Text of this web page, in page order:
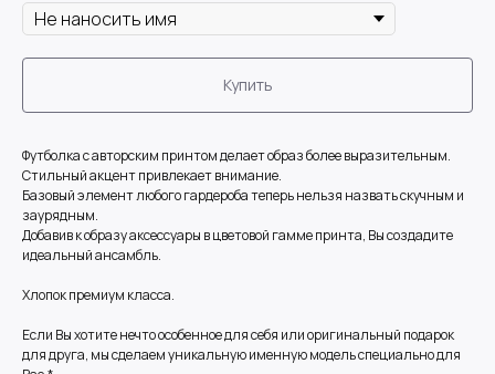
Купить
Футболка с авторским принтом делает образ более выразительным.
Стильный акцент привлекает внимание.
Базовый элемент любого гардероба теперь нельзя назвать скучным и
заурядным.
Добавив к образу аксессуары в цветовой гамме принта, Вы создадите
идеальный ансамбль.
Хлопок премиум класса.
Если Вы хотите нечто особенное для себя или оригинальный подарок
для друга, мы сделаем уникальную именную модель специально для